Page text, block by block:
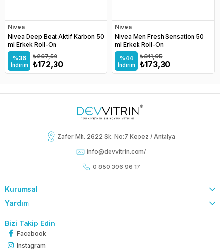
Nivea
Nivea Deep Beat Aktif Karbon 50
ml Erkek Roll-On
%36
İndirim ₺172,30
₺267,50
Nivea
Nivea Men Fresh Sensation 50
ml Erkek Roll-On
%44
İndirim ₺173,30
₺311,95
Zafer Mh. 2622 Sk. No:7 Kepez / Antalya
info@devvitrin.com/
0 850 396 96 17
Kurumsal
Yardım
Bizi Takip Edin
Facebook
Instagram